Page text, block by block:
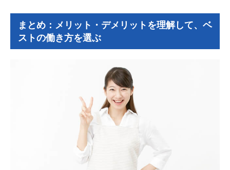
まとめ：メリット・デメリットを理解して、ベ
ストの働き方を選ぶ